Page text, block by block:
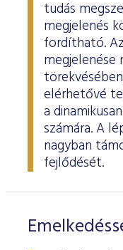
tudás
megjelenés
fordítható.
megjelenése
elérhetővé
a
számára. A
nagyban
fejlődését.